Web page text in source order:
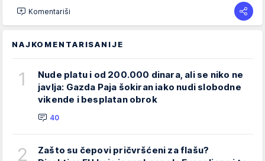
Komentariši
NAJKOMENTARISANIJE
1
Nude platu i od 200.000 dinara, ali se niko ne
javlja: Gazda Paja šokiran iako nudi slobodne
vikende i besplatan obrok
40
2
Zašto su čepovi pričvršćeni za flašu?